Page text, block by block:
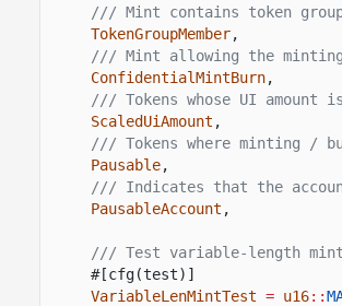
/// Mint contains token
TokenGroupMember,
/// Mint allowing the
ConfidentialMintBurn,
/// Tokens whose UI amount
ScaledUiAmount ,
/// Tokens where minting /
Pausable,
/// Indicates that the
PausableAccount ,
/// Test variable-length
#[cfg(test)]
VariableLenMintTest = u16::